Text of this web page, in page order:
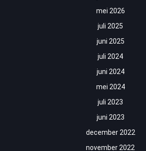
mei 2026
juli 2025
juni 2025
juli 2024
juni 2024
mei 2024
juli 2023
juni 2023
december 2022
november 2022